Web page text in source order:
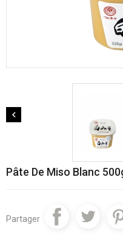

Pâte De Miso Blanc
Partager